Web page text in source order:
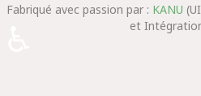
Fabriqué avec passion par : KANU
et